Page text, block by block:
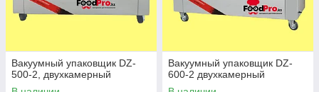
Вакуумный упаковщик DZ-
500-2, двухкамерный
Вакуумный упаковщик DZ-
600-2 двухкамерный